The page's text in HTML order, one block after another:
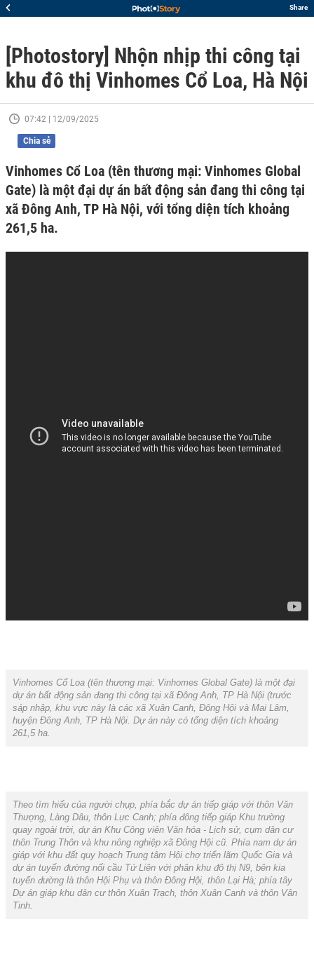
Share
[Photostory] Nhộn nhịp thi công tại
khu đô thị Vinhomes Cổ Loa, Hà Nội
07:42 | 12/09/2025
Chia sẻ
Vinhomes Cổ Loa (tên thương mại: Vinhomes Global
Gate) là một đại dự án bất động sản đang thi công tại
xã Đông Anh, TP Hà Nội, với tổng diện tích khoảng
261,5 ha.
Vinhomes Cổ Loa (tên thương mại: Vinhomes Global Gate) là một đại
dự án bất động sản đang thi công tại xã Đông Anh, TP Hà Nội (trước
sáp nhập, khu vực này là các xã Xuân Canh, Đông Hội và Mai Lâm,
huyện Đông Anh, TP Hà Nội. Dự án này có tổng diện tích khoảng
261,5 ha.
Theo tìm hiểu của người chụp, phía bắc dự án tiếp giáp với thôn Văn
Thượng, Làng Dâu, thôn Lực Canh; phía đông tiếp giáp Khu trường
quay ngoài trời, dự án Khu Công viên Văn hóa - Lịch sử, cụm dân cư
thôn Trung Thôn và khu nông nghiệp xã Đông Hội cũ. Phía nam dự án
giáp với khu đất quy hoạch Trung tâm Hội chợ triển lãm Quốc Gia và
dự án tuyến đường nối cầu Tứ Liên với phân khu đô thị N9, bên kia
tuyến đường là thôn Hội Phụ và thôn Đông Hội, thôn Lại Hà; phía tây
Dự án giáp khu dân cư thôn Xuân Trạch, thôn Xuân Canh và thôn Vân
Tinh.